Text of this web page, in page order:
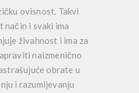
ovisnost. Takvi
i svaki ima
živahnost i ima za
naizmenično
obrate u
i razumijevanju